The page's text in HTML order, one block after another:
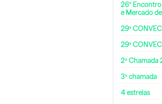
26º
e Mercado
29ª
29ª
2ª Chamada
3ª chamada
4 estrelas